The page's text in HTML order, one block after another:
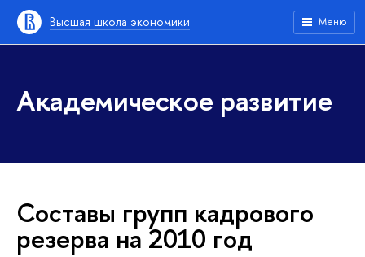
Высшая школа экономики Меню
Академическое развитие
Составы групп кадрового
резерва на 2010 год